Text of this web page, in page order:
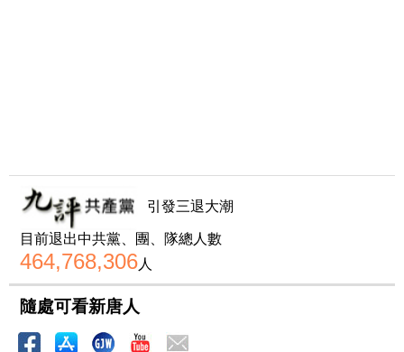
引發三退大潮
目前退出中共黨、團、隊總人數
464,768,306人
隨處可看新唐人